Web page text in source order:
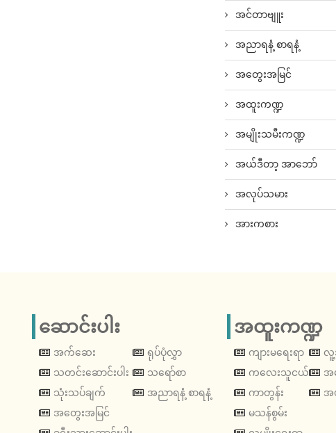
အင်တာဗျူး
အညာရနံ့ စာရနံ့
အတွေးအမြင်
အထူးကဏ္ဍ
အမျိုးသမီးကဏ္ဍ
အယ်ဒီတာ့ အာဘော်
အလုပ်သမား
အားကစား
ဆောင်းပါး
အက်ဆေး
သတင်းဆောင်းပါး
သုံးသပ်ချက်
အတွေးအမြင်
ရုပ်ပုံလွှာ
သရော်စာ
အညာရနံ့ စာရနံ့
အထူးကဏ္ဍ
ကျားမရေးရာ
ကလေးသူငယ်
ကာတွန်း
မသန်စွမ်း
လူ့
အ
အ